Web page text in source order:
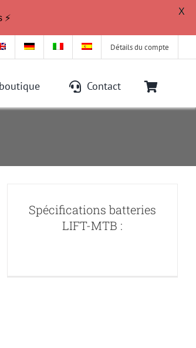
Détails du compte
Contact
Spécifications batteries
LIFT-MTB :
X